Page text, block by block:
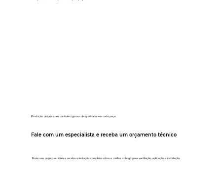
Produção própria com controle rigoroso de qualidade em cada peça.
Fale com um especialista e receba um orçamento técnico
Envie seu projeto ou ideia e receba orientação completa sobre o melhor cobogó para ventilação, aplicação e instalação.